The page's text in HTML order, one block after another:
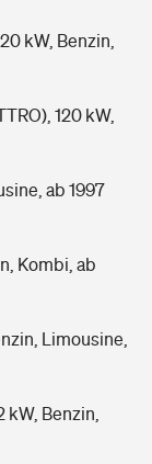
kW, Benzin,
120 kW,
ab 1997
Kombi, ab
Limousine,
kW, Benzin,